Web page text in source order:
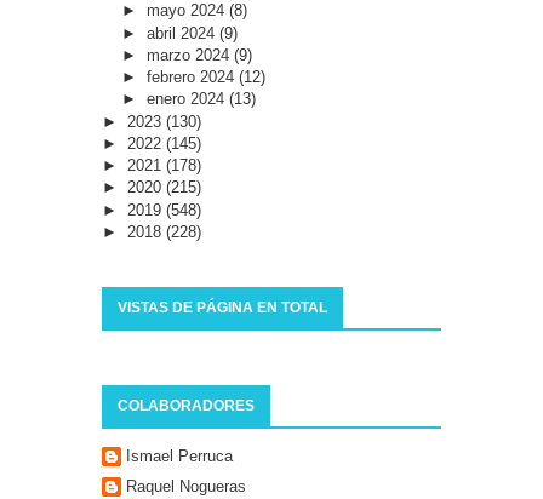
► mayo 2024 (8)
► abril 2024 (9)
► marzo 2024 (9)
► febrero 2024 (12)
► enero 2024 (13)
► 2023 (130)
► 2022 (145)
► 2021 (178)
► 2020 (215)
► 2019 (548)
► 2018 (228)
VISTAS DE PÁGINA EN TOTAL
COLABORADORES
Ismael Perruca
Raquel Nogueras